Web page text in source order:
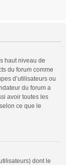
haut niveau de
du forum comme
d’utilisateurs ou
du forum a
avoir toutes les
ce que le
dont le